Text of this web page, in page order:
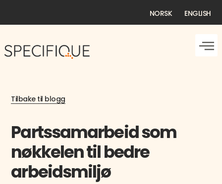
NORSK ENGLISH
Tilbake til blogg
Partssamarbeid som
nøkkelen til bedre
arbeidsmiljø